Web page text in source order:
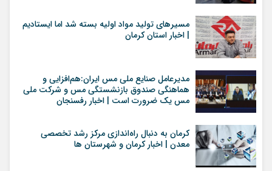
مسیرهای تولید مواد اولیه بسته شد اما ایستادیم
| اخبار استان کرمان
مدیرعامل صنایع ملی مس ایران:هم‌افزایی و
هماهنگی صندوق بازنشستگی مس و شرکت ملی
مس یک ضرورت است | اخبار رفسنجان
کرمان به دنبال راه‌اندازی مرکز رشد تخصصی
معدن | اخبار کرمان و شهرستان ها